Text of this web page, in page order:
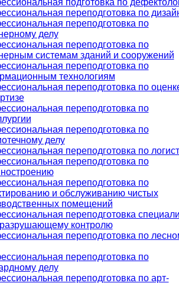
переподготовка по
переподготовка по
делу
переподготовка по
системам зданий и сооружений
переподготовка по
технологиям
переподготовка по
переподготовка по
переподготовка по
делу
переподготовка по
переподготовка по
переподготовка по
и обслуживанию чистых
помещений
переподготовка
контролю
переподготовка по
переподготовка по
делу
переподготовка по арт-